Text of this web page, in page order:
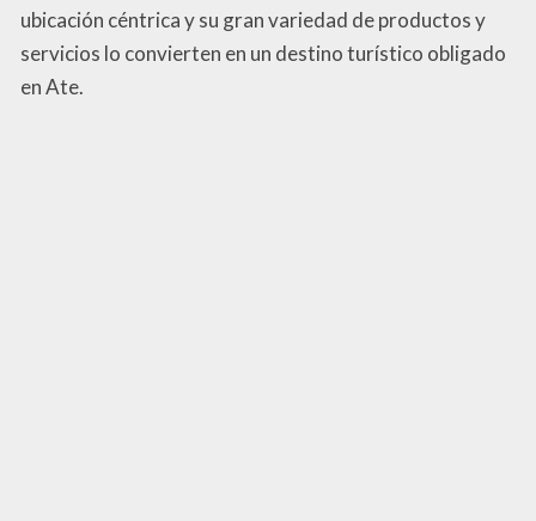
ubicación céntrica y su gran variedad de productos y
servicios lo convierten en un destino turístico obligado
en Ate.